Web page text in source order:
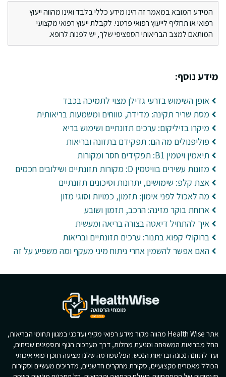
המידע המובא במאמר זה הינו מידע כללי בלבד ואינו מהווה ייעוץ
רפואי או תחליף לייעוץ רפואי פרטני. לקבלת ייעוץ רפואי מקצועי
המותאם למצב הבריאותי הספציפי שלך, יש לפנות לרופא.
מידע נוסף:
אופן השימוש בזרעי גדילן מצוי לתמיכה בכבד
מסת שריר תקינה: מדידה, טווחים ומשמעות בריאותית
מיקרו בזיליקום: ערכים תזונתיים ושימוש בריא
פוליפנולים מה הם: תפקידם בתזונה ובריאות
תיאמין ויטמין B1: תפקידים חסר ומקורות
מזונות עשירים בוויטמין D: מקורות תזונתיים ושילובים חכמים
אצת קלפ: שימושים, יתרונות וסיכונים תזונתיים
מה לאכול לפני אימון: תזמון, כמויות וסוגי מזון
ארוחת בוקר מזינה: הרכב, תזמון ושובע
איך להתחיל דיאטה בצורה בריאה ומעשית
ברוקולי קפוא בתנור: ערכים תזונתיים ובריאות
האם אפשר להשמין אחרי ניתוח מיני מעקף ומה משפיע על זה
אתר Health Wise מהווה מקור מידע רפואי מקיף ועדכני במגוון תחומי הבריאות,
החל מבריאות המשפחה ומניעת מחלות, דרך מערכות הגוף ותסמינים שכיחים,
ועד לתזונה נכונה ובריאות הנפש. הפלטפורמה שלנו מציעה תוכן רפואי איכותי
הכולל מאמרים מקצועיים, סקירת מחקרים חדשניים, מדריכים מעשיים וסקירות